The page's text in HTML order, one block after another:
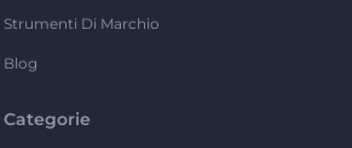
Strumenti Di Marchio
Blog
Categorie